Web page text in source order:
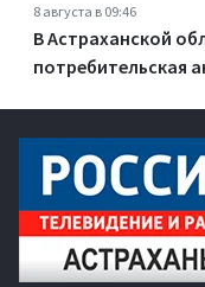
8 августа в 09:46
В Астраханской
потребительская